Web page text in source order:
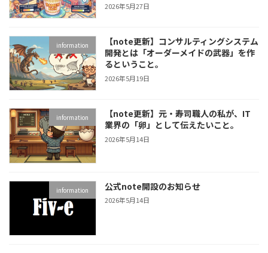
2026年5月27日
information
【note更新】コンサルティングシステム
開発とは「オーダーメイドの武器」を作
るということ。
2026年5月19日
information
【note更新】元・寿司職人の私が、IT
業界の「卵」として伝えたいこと。
2026年5月14日
information 公式note開設のお知らせ
2026年5月14日